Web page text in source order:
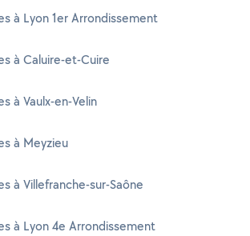
à Lyon 1er Arrondissement
à Caluire-et-Cuire
à Vaulx-en-Velin
à Meyzieu
à Villefranche-sur-Saône
à Lyon 4e Arrondissement